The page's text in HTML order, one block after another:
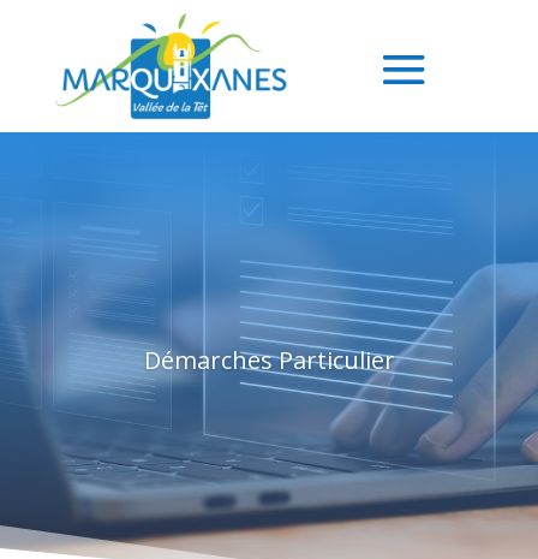
Démarches Particulier